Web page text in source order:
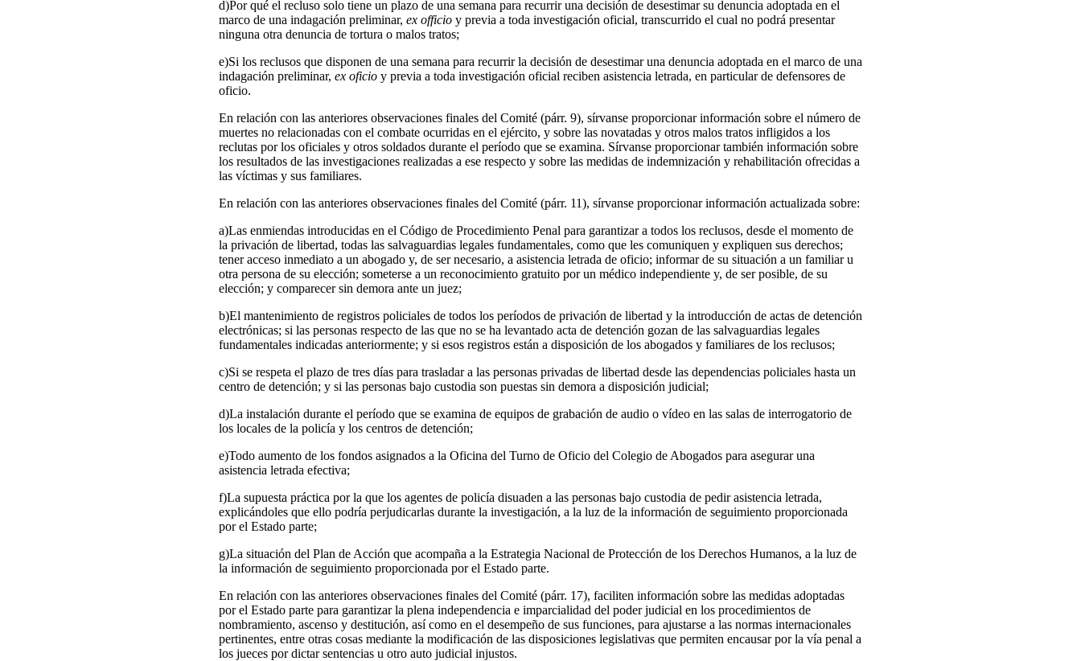
d)Por qué el recluso solo tiene un plazo de una semana para recurrir una decisión de desestimar su denuncia adoptada en el
marco de una indagación preliminar, ex officio y previa a toda investigación oficial, transcurrido el cual no podrá presentar
ninguna otra denuncia de tortura o malos tratos;
e)Si los reclusos que disponen de una semana para recurrir la decisión de desestimar una denuncia adoptada en el marco de una
indagación preliminar, ex oficio y previa a toda investigación oficial reciben asistencia letrada, en particular de defensores de
oficio.
En relación con las anteriores observaciones finales del Comité (párr. 9), sírvanse proporcionar información sobre el número de
muertes no relacionadas con el combate ocurridas en el ejército, y sobre las novatadas y otros malos tratos infligidos a los
reclutas por los oficiales y otros soldados durante el período que se examina. Sírvanse proporcionar también información sobre
los resultados de las investigaciones realizadas a ese respecto y sobre las medidas de indemnización y rehabilitación ofrecidas a
las víctimas y sus familiares.
En relación con las anteriores observaciones finales del Comité (párr. 11), sírvanse proporcionar información actualizada sobre:
a)Las enmiendas introducidas en el Código de Procedimiento Penal para garantizar a todos los reclusos, desde el momento de
la privación de libertad, todas las salvaguardias legales fundamentales, como que les comuniquen y expliquen sus derechos;
tener acceso inmediato a un abogado y, de ser necesario, a asistencia letrada de oficio; informar de su situación a un familiar u
otra persona de su elección; someterse a un reconocimiento gratuito por un médico independiente y, de ser posible, de su
elección; y comparecer sin demora ante un juez;
b)El mantenimiento de registros policiales de todos los períodos de privación de libertad y la introducción de actas de detención
electrónicas; si las personas respecto de las que no se ha levantado acta de detención gozan de las salvaguardias legales
fundamentales indicadas anteriormente; y si esos registros están a disposición de los abogados y familiares de los reclusos;
c)Si se respeta el plazo de tres días para trasladar a las personas privadas de libertad desde las dependencias policiales hasta un
centro de detención; y si las personas bajo custodia son puestas sin demora a disposición judicial;
d)La instalación durante el período que se examina de equipos de grabación de audio o vídeo en las salas de interrogatorio de
los locales de la policía y los centros de detención;
e)Todo aumento de los fondos asignados a la Oficina del Turno de Oficio del Colegio de Abogados para asegurar una
asistencia letrada efectiva;
f)La supuesta práctica por la que los agentes de policía disuaden a las personas bajo custodia de pedir asistencia letrada,
explicándoles que ello podría perjudicarlas durante la investigación, a la luz de la información de seguimiento proporcionada
por el Estado parte;
g)La situación del Plan de Acción que acompaña a la Estrategia Nacional de Protección de los Derechos Humanos, a la luz de
la información de seguimiento proporcionada por el Estado parte.
En relación con las anteriores observaciones finales del Comité (párr. 17), faciliten información sobre las medidas adoptadas
por el Estado parte para garantizar la plena independencia e imparcialidad del poder judicial en los procedimientos de
nombramiento, ascenso y destitución, así como en el desempeño de sus funciones, para ajustarse a las normas internacionales
pertinentes, entre otras cosas mediante la modificación de las disposiciones legislativas que permiten encausar por la vía penal a
los jueces por dictar sentencias u otro auto judicial injustos.